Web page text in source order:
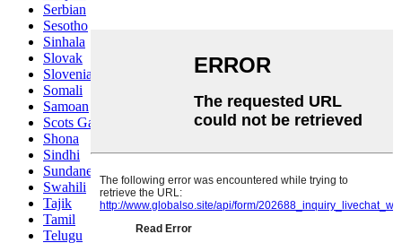
Serbian
Sesotho
Sinhala
Slovak
Slovenian
Somali
Samoan
Scots Gaelic
Shona
Sindhi
Sundanese
Swahili
Tajik
Tamil
Telugu